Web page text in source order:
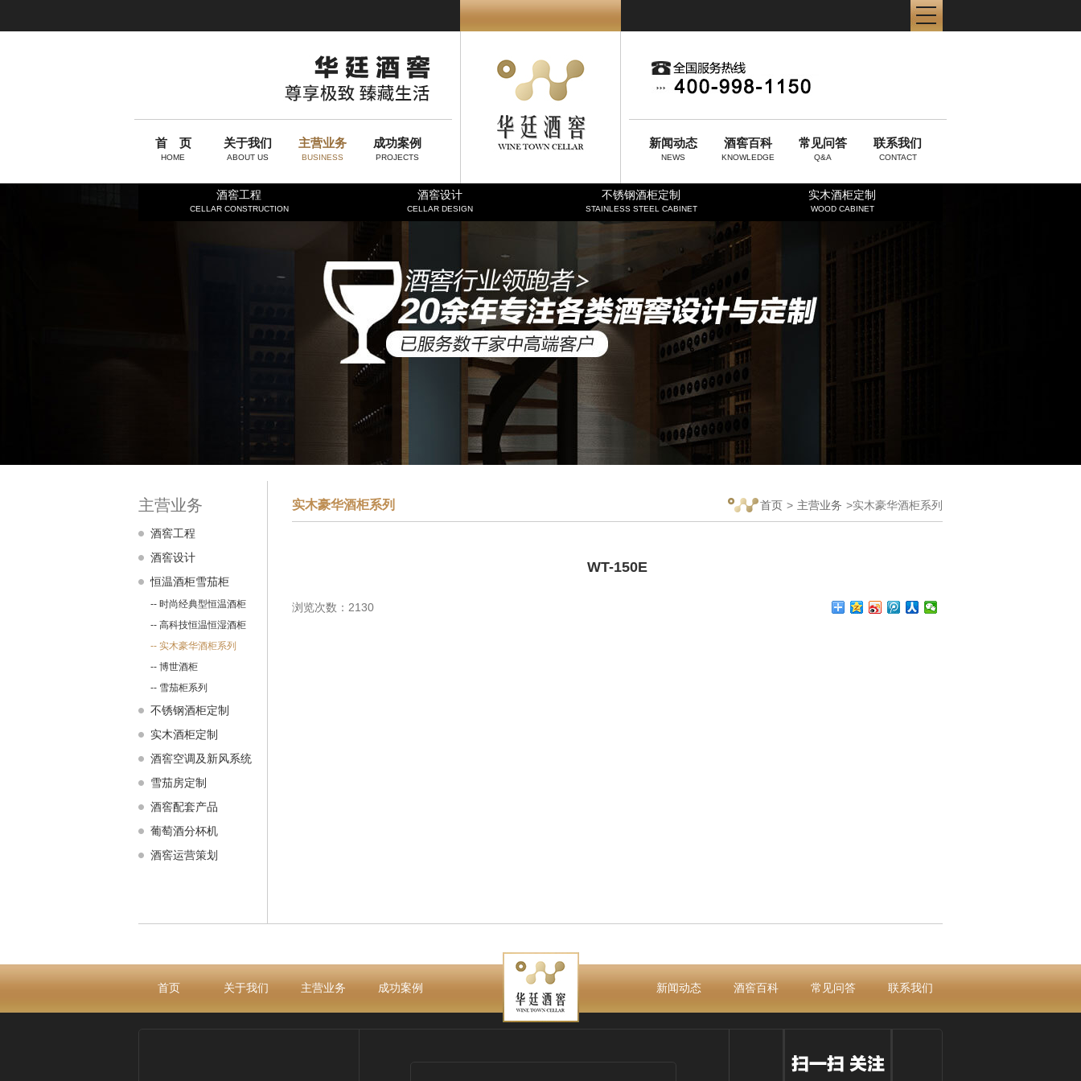
首 页
HOME
关于我们
ABOUT US
主营业务
BUSINESS
成功案例
PROJECTS
新闻动态
NEWS
酒窖百科
KNOWLEDGE
常见问答
Q&A
联系我们
CONTACT
酒窖工程
CELLAR CONSTRUCTION
酒窖设计
CELLAR DESIGN
不锈钢酒柜定制
STAINLESS STEEL CABINET
实木酒柜定制
WOOD CABINET
主营业务
酒窖工程
酒窖设计
恒温酒柜雪茄柜
-- 时尚经典型恒温酒柜
-- 高科技恒温恒湿酒柜
-- 实木豪华酒柜系列
-- 博世酒柜
-- 雪茄柜系列
不锈钢酒柜定制
实木酒柜定制
酒窖空调及新风系统
雪茄房定制
酒窖配套产品
葡萄酒分杯机
酒窖运营策划
实木豪华酒柜系列 首页 > 主营业务 >实木豪华酒柜系列
WT-150E
浏览次数：2130
首页 关于我们 主营业务 成功案例 新闻动态 酒窖百科 常见问答 联系我们